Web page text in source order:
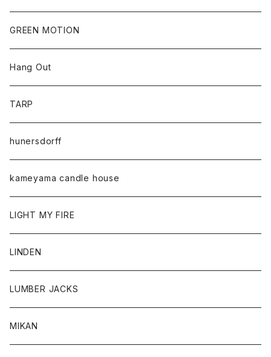
GREEN MOTION
Hang Out
TARP
hunersdorff
kameyama candle house
LIGHT MY FIRE
LINDEN
LUMBER JACKS
MIKAN